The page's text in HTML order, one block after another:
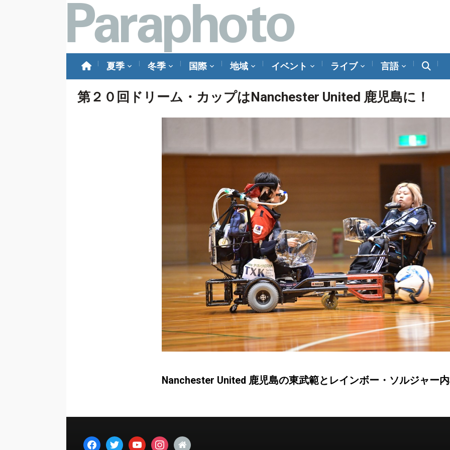
夏季 冬季 国際 地域 イベント ライブ 言語
第２０回ドリーム・カップはNanchester United 鹿児島に！
Nanchester United 鹿児島の東武範とレインボー・ソルジャ
facebooktwitter youtubeinstagram
home